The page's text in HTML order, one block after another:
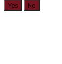
Yes No